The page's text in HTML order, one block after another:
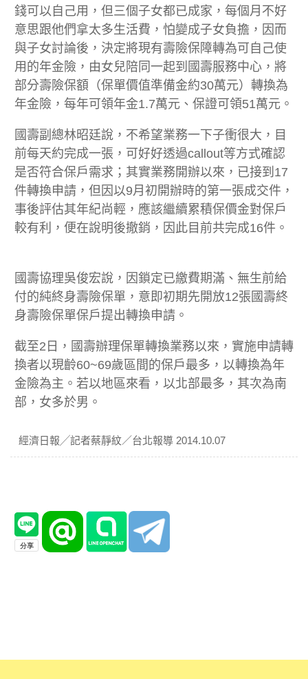
錢可以自己用，但三個子女都已成家，每個月不好
意思跟他們拿太多生活費，怕變成子女負擔，因而
與子女討論後，決定將現有壽險保障轉為可自己使
用的年金險，由女兒陪同一起到國壽服務中心，將
部分壽險保額（保單價值準備金約30萬元）轉換為
年金險，每年可領年金1.7萬元、保證可領51萬元。
國壽副總林昭廷說，不希望業務一下子衝很大，目
前每天約完成一張，可好好透過callout等方式確認
是否符合保戶需求；其實業務開辦以來，已接到17
件轉換申請，但因以9月初開辦時的第一張成交件，
事後評估其年紀尚輕，應該繼續累積保價金對保戶
較有利，便在說明後撤銷，因此目前共完成16件。
國壽協理吳俊宏說，因鎖定已繳費期滿、無生前給
付的純終身壽險保單，意即初期先開放12張國壽終
身壽險保單保戶提出轉換申請。
截至2日，國壽辦理保單轉換業務以來，實施申請轉
換者以現齡60~69歲區間的保戶最多，以轉換為年
金險為主。若以地區來看，以北部最多，其次為南
部，女多於男。
經濟日報╱記者蔡靜紋／台北報導 2014.10.07